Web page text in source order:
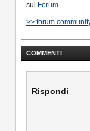
sul
Forum.
>> forum
COMMENTI
Rispondi